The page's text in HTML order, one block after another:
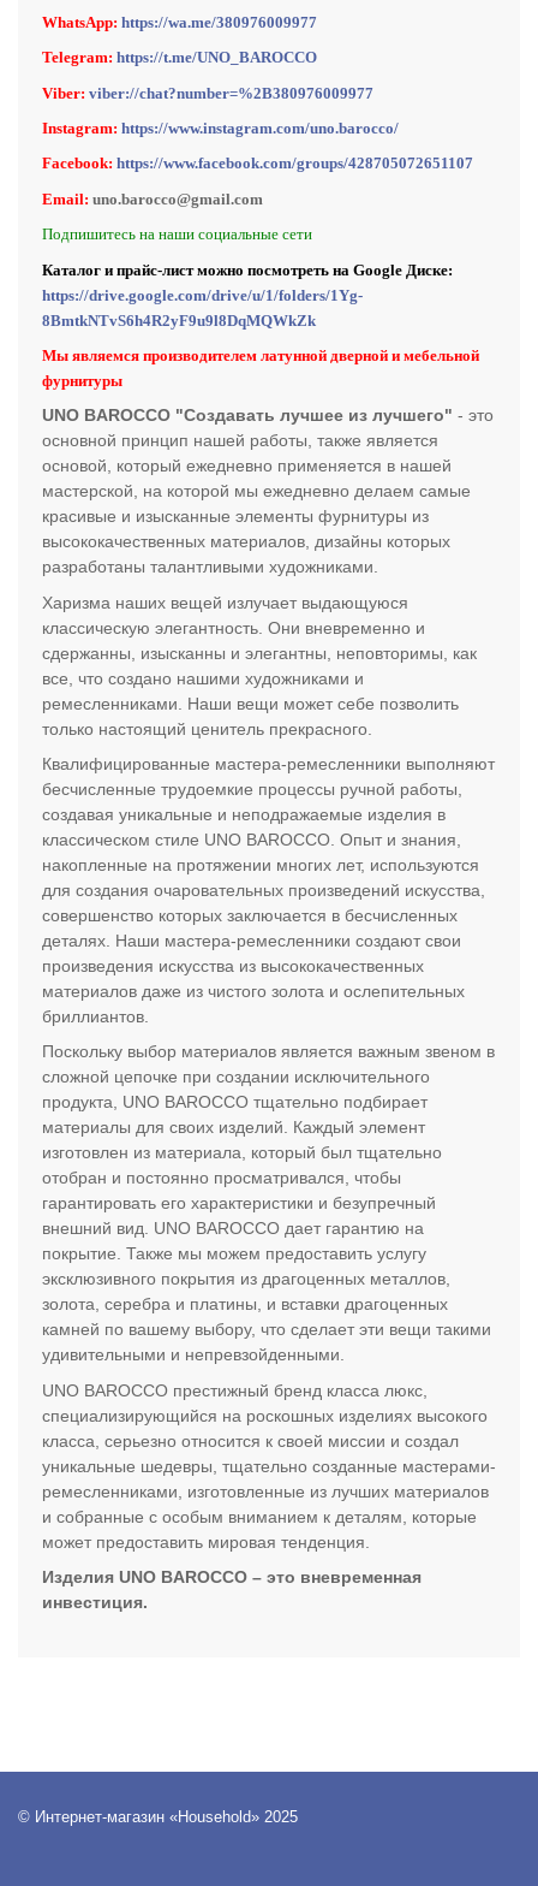
WhatsApp: https://wa.me/380976009977
Telegram: https://t.me/UNO_BAROCCO
Viber: viber://chat?number=%2B380976009977
Instagram: https://www.instagram.com/uno.barocco/
Facebook: https://www.facebook.com/groups/428705072651107
Email: uno.barocco@gmail.com
Подпишитесь на наши социальные сети
Каталог и прайс-лист можно посмотреть на Google Диске:
https://drive.google.com/drive/u/1/folders/1Yg-
8BmtkNTvS6h4R2yF9u9l8DqMQWkZk
Мы являемся производителем латунной дверной и мебельной
фурнитуры
UNO BAROCCO "Создавать лучшее из лучшего" - это
основной принцип нашей работы, также является
основой, который ежедневно применяется в нашей
мастерской, на которой мы ежедневно делаем самые
красивые и изысканные элементы фурнитуры из
высококачественных материалов, дизайны которых
разработаны талантливыми художниками.
Харизма наших вещей излучает выдающуюся
классическую элегантность. Они вневременно и
сдержанны, изысканны и элегантны, неповторимы, как
все, что создано нашими художниками и
ремесленниками. Наши вещи может себе позволить
только настоящий ценитель прекрасного.
Квалифицированные мастера-ремесленники выполняют
бесчисленные трудоемкие процессы ручной работы,
создавая уникальные и неподражаемые изделия в
классическом стиле UNO BAROCCO. Опыт и знания,
накопленные на протяжении многих лет, используются
для создания очаровательных произведений искусства,
совершенство которых заключается в бесчисленных
деталях. Наши мастера-ремесленники создают свои
произведения искусства из высококачественных
материалов даже из чистого золота и ослепительных
бриллиантов.
Поскольку выбор материалов является важным звеном в
сложной цепочке при создании исключительного
продукта, UNO BAROCCO тщательно подбирает
материалы для своих изделий. Каждый элемент
изготовлен из материала, который был тщательно
отобран и постоянно просматривался, чтобы
гарантировать его характеристики и безупречный
внешний вид. UNO BAROCCO дает гарантию на
покрытие. Также мы можем предоставить услугу
эксклюзивного покрытия из драгоценных металлов,
золота, серебра и платины, и вставки драгоценных
камней по вашему выбору, что сделает эти вещи такими
удивительными и непревзойденными.
UNO BAROCCO престижный бренд класса люкс,
специализирующийся на роскошных изделиях высокого
класса, серьезно относится к своей миссии и создал
уникальные шедевры, тщательно созданные мастерами-
ремесленниками, изготовленные из лучших материалов
и собранные с особым вниманием к деталям, которые
может предоставить мировая тенденция.
Изделия UNO BAROCCO – это вневременная
инвестиция.
© Интернет-магазин «Household» 2025